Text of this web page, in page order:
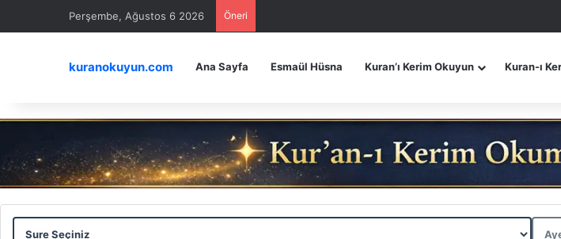
Perşembe, Ağustos 6 2026 Öneri
kuranokuyun.com Ana Sayfa Esmaül Hüsna Kuran’ı Kerim Okuyun Kuran-ı